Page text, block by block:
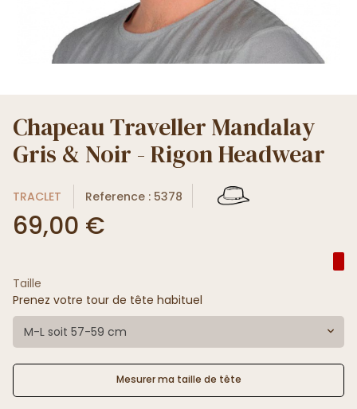
Chapeau Traveller Mandalay
Gris & Noir - Rigon Headwear
TRACLET Reference : 5378
69,00 €
Taille
Prenez votre tour de tête habituel
M-L soit 57-59 cm
Mesurer ma taille de tête